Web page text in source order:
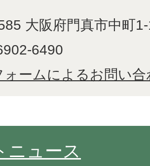
大阪府門真市中町
6490
ォームによるお問い合
ニュース